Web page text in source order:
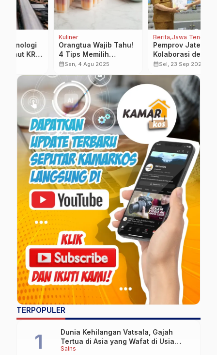
Orangtua Wajib Tahu!
4 Tips Memilih
Camilan Sehat untuk
Sen, 4 Agu 2025
Jawa Tengah
Pemprov Jateng
Kolaborasi dengan
Perguruan Tinggi
Kemiskinan
Sel, 23 Sep 2025
…
TERPOPULER
Sains
Dunia Kehilangan Vatsala, Gajah
Tertua di Asia yang Wafat di Usia
Lebih dari 100 Tahun